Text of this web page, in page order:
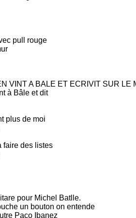
pull rouge
VINT A BALE ET ECRIVIT SUR LE
à Bâle et dit
plus de moi
faire des listes
pour Michel Batlle.
un bouton on entende
Paco Ibanez